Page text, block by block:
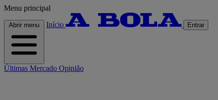
Menu principal
Abrir menu Início Entrar
Últimas Mercado Opinião